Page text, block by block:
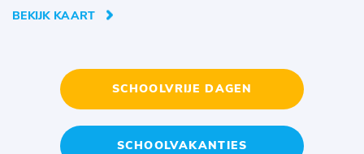
BEKIJK KAART
SCHOOLVRIJE DAGEN
SCHOOLVAKANTIES